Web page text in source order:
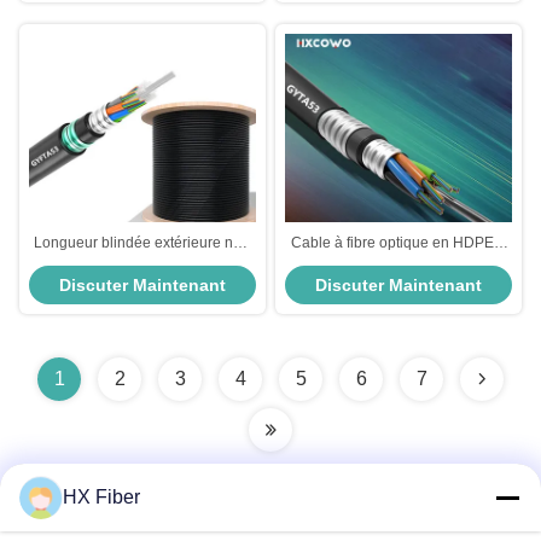
Longueur blindée extérieure non
métallique de coutume du câble
optique GYFTA53 de fibre
Discuter Maintenant
Cable à fibre optique en HDPE à
veste blindé Cable à fibre optique
pour espace extérieur certifié
RoHS
Discuter Maintenant
1 2 3 4 5 6 7
HX Fiber